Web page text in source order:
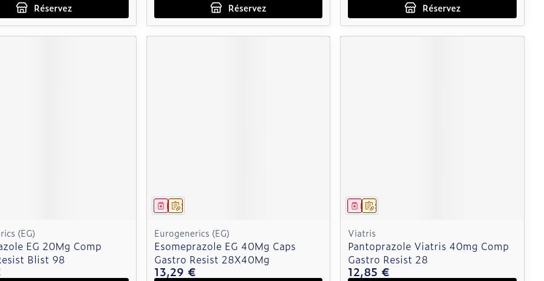
Réservez Réservez Réservez
(EG)
EG 20Mg Comp
Blist 98
Sur prescription
Médicament
Eurogenerics (EG)
Esomeprazole EG 40Mg Caps
Gastro Resist 28X40Mg
13,29 €
Sur prescription
Médicament
Viatris
Pantoprazole Viatris 40mg Comp
Gastro Resist 28
12,85 €